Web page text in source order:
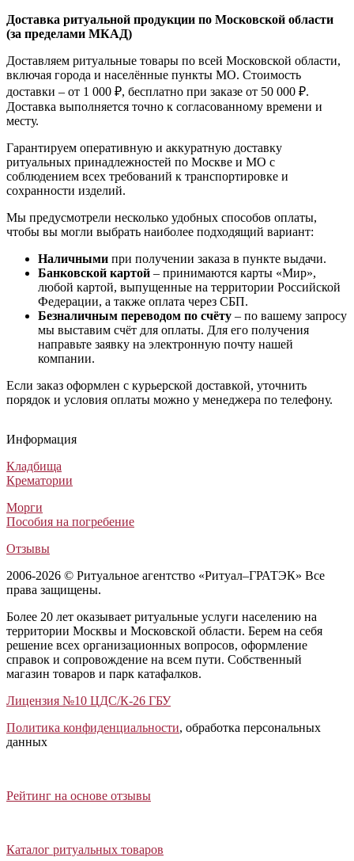
Доставка ритуальной продукции по Московской области
(за пределами МКАД)
Доставляем ритуальные товары по всей Московской области,
включая города и населённые пункты МО. Стоимость
доставки – от 1 000 ₽, бесплатно при заказе от 50 000 ₽.
Доставка выполняется точно к согласованному времени и
месту.
Гарантируем оперативную и аккуратную доставку
ритуальных принадлежностей по Москве и МО с
соблюдением всех требований к транспортировке и
сохранности изделий.
Мы предусмотрели несколько удобных способов оплаты,
чтобы вы могли выбрать наиболее подходящий вариант:
Наличными при получении заказа в пункте выдачи.
Банковской картой – принимаются карты «Мир»,
любой картой, выпущенные на территории Российской
Федерации, а также оплата через СБП.
Безналичным переводом по счёту – по вашему запросу
мы выставим счёт для оплаты. Для его получения
направьте заявку на электронную почту нашей
компании.
Если заказ оформлен с курьерской доставкой, уточнить
порядок и условия оплаты можно у менеджера по телефону.
Лакированные гробы
Элитные гробы
Элитные гробы
Лакированные гробы
Информация
Кладбища
Крематории
Морги
Пособия на погребение
Отзывы
2006-2026 © Ритуальное агентство «Ритуал–ГРАТЭК» Все
права защищены.
Более 20 лет оказывает ритуальные услуги населению на
территории Москвы и Московской области. Берем на себя
решение всех организационных вопросов, оформление
справок и сопровождение на всем пути. Собственный
магазин товаров и парк катафалков.
Лицензия №10 ЦДС/К-26 ГБУ
Политика конфиденциальности, обработка персональных
данных
Рейтинг на основе отзывы
Каталог ритуальных товаров